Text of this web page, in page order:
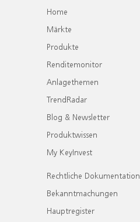
Home
Märkte
Produkte
Renditemonitor
Anlagethemen
TrendRadar
Blog & Newsletter
Produktwissen
My KeyInvest
Rechtliche Dokumentation
Bekanntmachungen
Hauptregister